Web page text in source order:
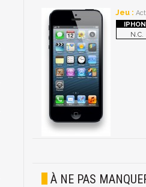
Jeu :
N.C.
À NE PAS